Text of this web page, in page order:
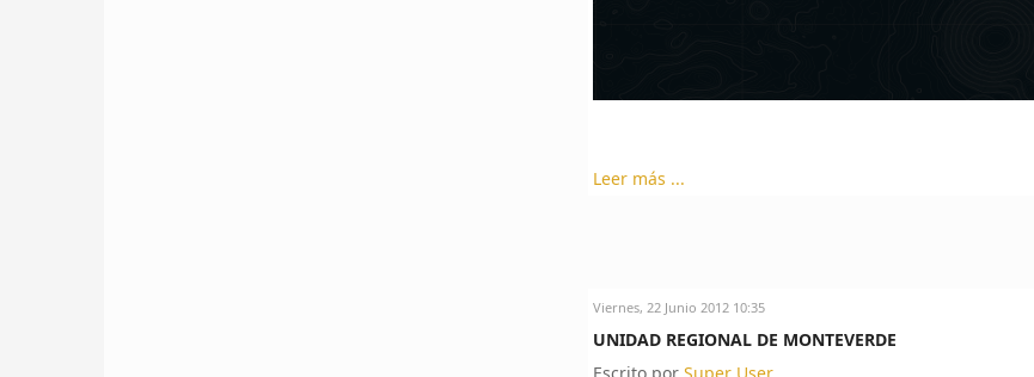
Leer más ...
Viernes, 22 Junio 2012 10:35
UNIDAD REGIONAL DE MONTEVERDE